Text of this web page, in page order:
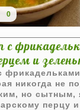
0
с
и
никогда не
но сытным,
перцу